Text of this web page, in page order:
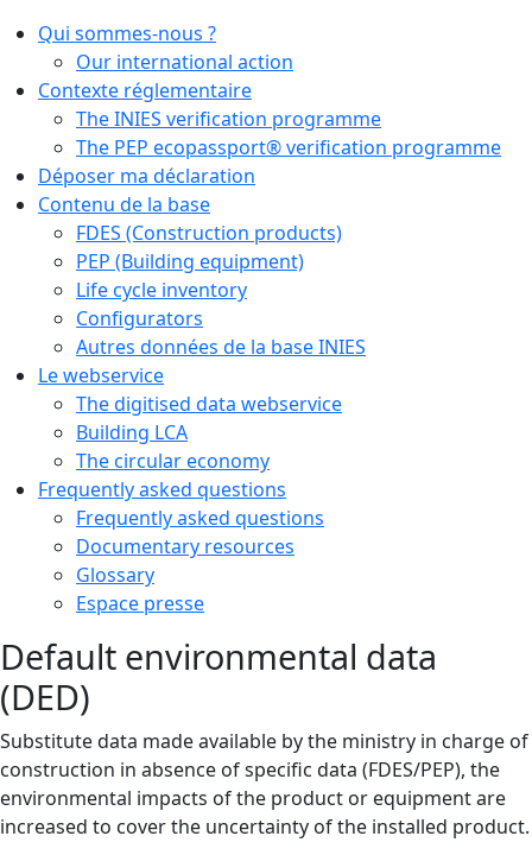
Qui sommes-nous ?
Our international action
Contexte réglementaire
The INIES verification programme
The PEP ecopassport® verification programme
Déposer ma déclaration
Contenu de la base
FDES (Construction products)
PEP (Building equipment)
Life cycle inventory
Configurators
Autres données de la base INIES
Le webservice
The digitised data webservice
Building LCA
The circular economy
Frequently asked questions
Frequently asked questions
Documentary resources
Glossary
Espace presse
Default environmental data
(DED)
Substitute data made available by the ministry in charge of
construction in absence of specific data (FDES/PEP), the
environmental impacts of the product or equipment are
increased to cover the uncertainty of the installed product.